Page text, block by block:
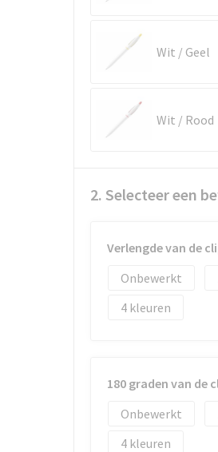
Wit / Geel
Wit / Rood
2. Selecteer een
Verlengde van de
Onbewerkt
4
180 graden van de
Onbewerkt
4